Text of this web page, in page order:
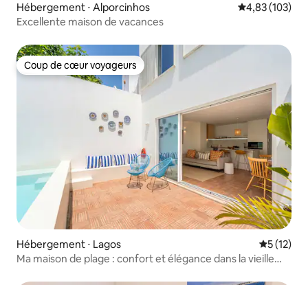
Hébergement ⋅ Alporcinhos Évaluation
4,83 (103)
Excellente maison de vacances
Coup de cœur voyageurs
Coup de cœur voyageurs
Hébergement ⋅ Lagos
5 (12)
Ma maison de plage : confort et élégance dans la vieille